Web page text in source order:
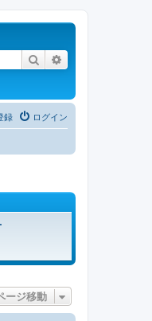
検索
ログイン
録
ージ移動